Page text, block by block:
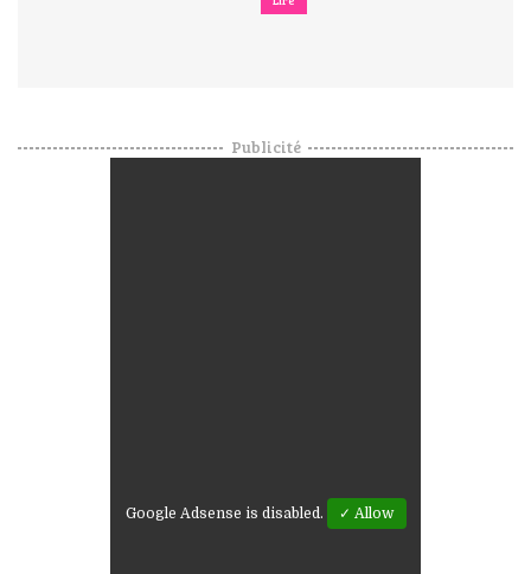
Publicité
Google Adsense is disabled. ✓ Allow